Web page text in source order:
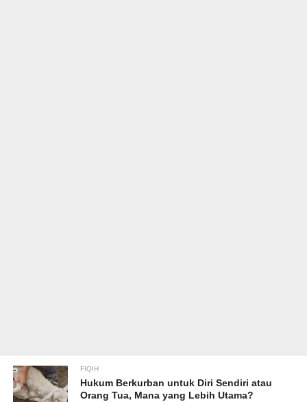
FIQIH
Hukum Berkurban untuk Diri Sendiri atau
Orang Tua, Mana yang Lebih Utama?